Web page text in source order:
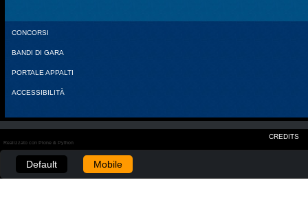
CONCORSI
BANDI DI GARA
PORTALE APPALTI
ACCESSIBILITÀ
CREDITS
Realizzato con Plone & Python
Default Mobile